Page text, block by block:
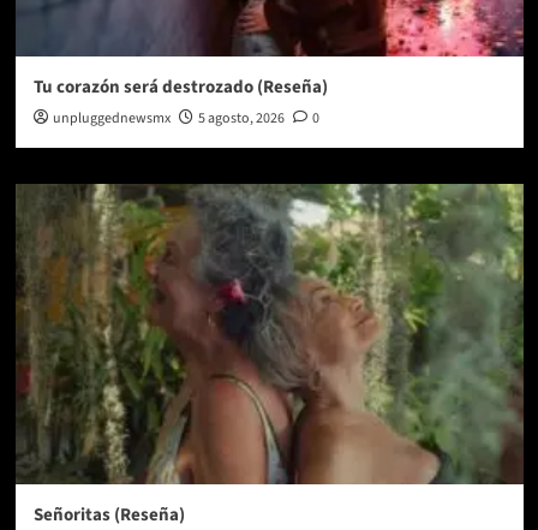
Tu corazón será destrozado (Reseña)
unpluggednewsmx 5 agosto, 2026 0
Señoritas (Reseña)